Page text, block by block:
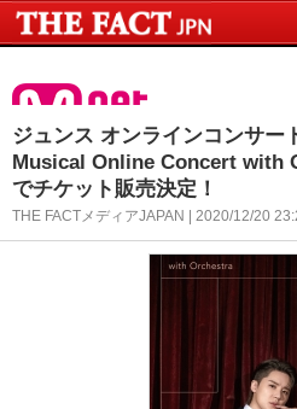
ジュンス オンラインコンサー
Musical Online Concert with
でチケット販売決定！
THE FACTメディアJAPAN | 2020/12/20